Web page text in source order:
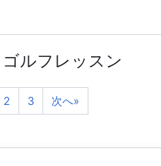
ルフレッスン
2 3 次へ»